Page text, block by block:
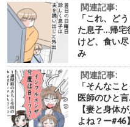
関連記事:
「これ、ど
た息子…帰宅
けど、食い
み
関連記事:
「そんなこ
医師のひと
【妻と身体
よね？ー#46